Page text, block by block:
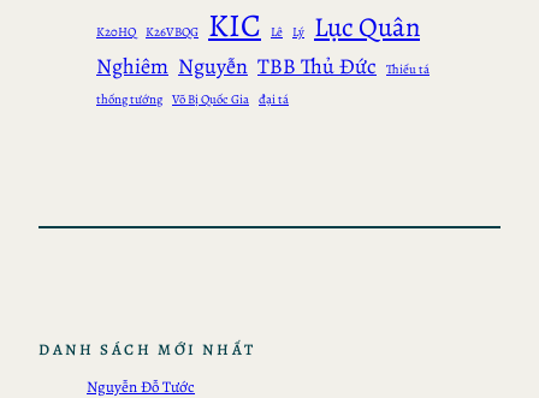
K20HQ K26VBQG KIC Lê Lý Lục Quân
Nghiêm Nguyễn TBB Thủ Đức Thiếu tá
thống tướng Võ Bị Quốc Gia đại tá
DANH SÁCH MỚI NHẤT
Nguyễn Đỗ Tước